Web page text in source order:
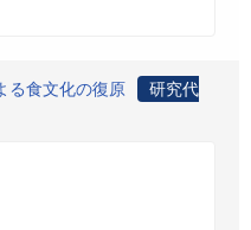
る食文化の復原
研究代